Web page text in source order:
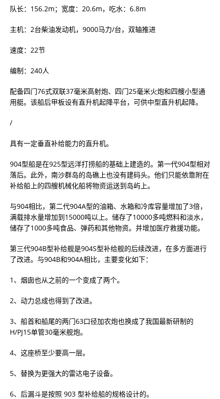
队长：156.2m；宽度：20.6m，吃水：6.8m
主机：2台柴油发动机，9000马力/台，双轴推进
速度：22节
编制：240人
配备四门76式双联37毫米高射炮、四门25毫米火炮和四艘小型通
用艇。该船后甲板设有直升机起降平台，可供中型直升机起降。
/
具有一定垂直补给能力的直升机。
904型船是在925型远洋打捞船的基础上建造的。第一代904型相对
落后。此外，南沙群岛的岛礁上也没有建码头。他们只能依靠附在
补给船上的四艘机械化船将物资运送到岛屿上。
与904相比，第二代904A型的油箱、水箱和冷库容量增加了3倍，
满载排水量增加到15000吨以上。储存了10000多吨燃料和淡水，
储存了1000多吨食品、弹药和其他物资。并增加医疗救援功能。
第三代904B型补给舰是904S型补给舰的后续改进，在多方面进行
了改进。与904B和904A相比，主要变化如下：
1、烟囱也从之前的一个变成了两个。
2、动力总成也得到了改进。
3、船首和船尾的两门63口径加农炮也换成了我国最新研制的
H/PJ15单管30毫米舰炮。
4、这座桥至少要高一层。
5、替换为更强大的雷达电子设备。
6、后漏斗是按照 903 型补给船的规格设计的。